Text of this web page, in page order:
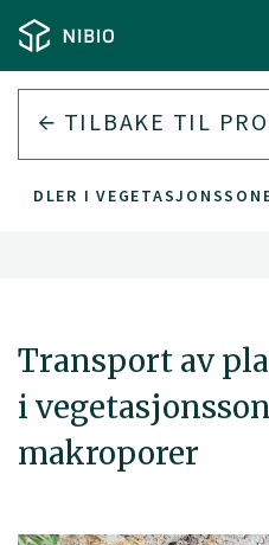
TILBAKE TIL
I
Transport av
i
makroporer